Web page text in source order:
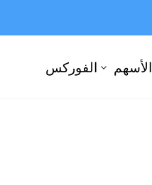
الفوركس الأسهم